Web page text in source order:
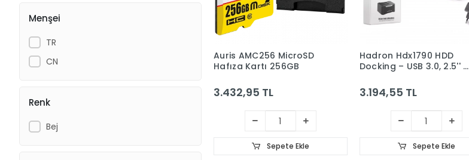
Dark
DARYUN
Dell
Estone
Frisby
Menşei
TR
CN
Renk
Bej
Auris AMC256 MicroSD
Hafıza Kartı 256GB
3.432,95 TL
Sepete Ekle
Hadron Hdx1790 HDD
Docking – USB 3.0, 2.5'' &
Destekli, Clone Özellikli
(Siyah)
3.194,55 TL
Sepete Ekle